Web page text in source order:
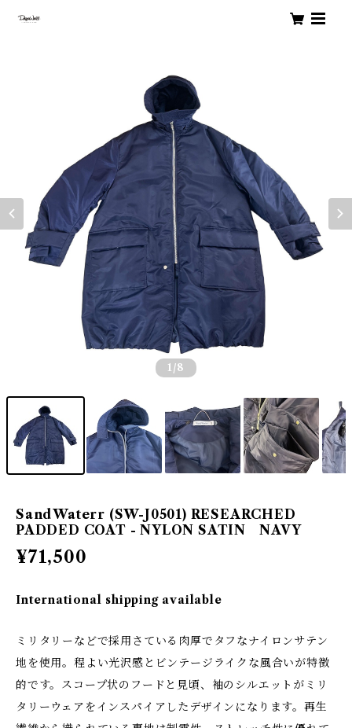
1 /8
SandWaterr (SW-J0501) RESEARCHED
PADDED COAT - NYLON SATIN NAVY
¥71,500
International shipping available
ミリタリーなどで採用さている肉厚でタフなナイロンサテン
地を使用。程よい光沢感とビンテージライクな風合いが特徴
的です。スコープ状のフードと見頃、袖のシルエットがミリ
タリーウェアをインスパイアしたデザインになります。再生